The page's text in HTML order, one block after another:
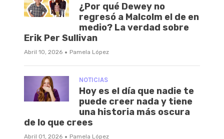
¿Por qué Dewey no
regresó a Malcolm el de en
medio? La verdad sobre
Erik Per Sullivan
Abril 10, 2026 · Pamela López
NOTICIAS
Hoy es el día que nadie te
puede creer nada y tiene
una historia más oscura
de lo que crees
Abril 01, 2026 Pamela López